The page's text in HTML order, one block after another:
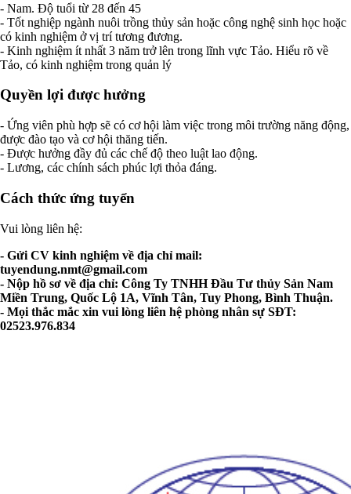
- Nam. Độ tuổi từ 28 đến 45
- Tốt nghiệp ngành nuôi trồng thủy sản hoặc công nghệ sinh học hoặc
có kinh nghiệm ở vị trí tương đương.
- Kinh nghiệm ít nhất 3 năm trở lên trong lĩnh vực Tảo. Hiểu rõ về
Tảo, có kinh nghiệm trong quản lý
Quyền lợi được hưởng
- Ứng viên phù hợp sẽ có cơ hội làm việc trong môi trường năng động,
được đào tạo và cơ hội thăng tiến.
- Được hưởng đầy đủ các chế độ theo luật lao động.
- Lương, các chính sách phúc lợi thỏa đáng.
Cách thức ứng tuyển
Vui lòng liên hệ:
- Gửi CV kinh nghiệm về địa chỉ mail:
tuyendung.nmt@gmail.com
- Nộp hồ sơ về địa chỉ: Công Ty TNHH Đầu Tư thủy Sản Nam
Miền Trung, Quốc Lộ 1A, Vĩnh Tân, Tuy Phong, Bình Thuận.
- Mọi thắc mắc xin vui lòng liên hệ phòng nhân sự SĐT:
02523.976.834